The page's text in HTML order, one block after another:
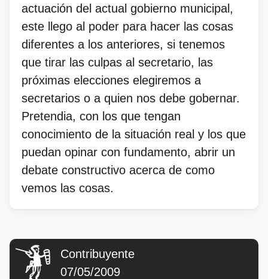
actuación del actual gobierno municipal,
este llego al poder para hacer las cosas
diferentes a los anteriores, si tenemos
que tirar las culpas al secretario, las
próximas elecciones elegiremos a
secretarios o a quien nos debe gobernar.
Pretendia, con los que tengan
conocimiento de la situación real y los que
puedan opinar con fundamento, abrir un
debate constructivo acerca de como
vemos las cosas.
Contribuyente
07/05/2009